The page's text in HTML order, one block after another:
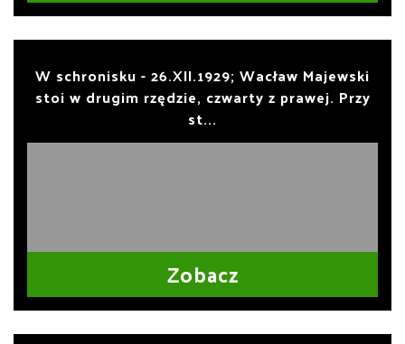
W schronisku - 26.XII.1929; Wacław Majewski
stoi w drugim rzędzie, czwarty z prawej. Przy
st...
Zobacz